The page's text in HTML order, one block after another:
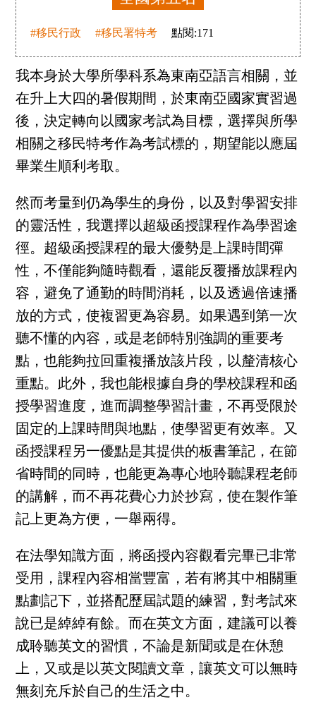
#移民行政 #移民署特考 點閱:171
我本身於大學所學科系為東南亞語言相關，並
在升上大四的暑假期間，於東南亞國家實習過
後，決定轉向以國家考試為目標，選擇與所學
相關之移民特考作為考試標的，期望能以應屆
畢業生順利考取。
然而考量到仍為學生的身份，以及對學習安排
的靈活性，我選擇以超級函授課程作為學習途
徑。超級函授課程的最大優勢是上課時間彈
性，不僅能夠隨時觀看，還能反覆播放課程內
容，避免了通勤的時間消耗，以及透過倍速播
放的方式，使複習更為容易。如果遇到第一次
聽不懂的內容，或是老師特別強調的重要考
點，也能夠拉回重複播放該片段，以釐清核心
重點。此外，我也能根據自身的學校課程和函
授學習進度，進而調整學習計畫，不再受限於
固定的上課時間與地點，使學習更有效率。又
函授課程另一優點是其提供的板書筆記，在節
省時間的同時，也能更為專心地聆聽課程老師
的講解，而不再花費心力於抄寫，使在製作筆
記上更為方便，一舉兩得。
在法學知識方面，將函授內容觀看完畢已非常
受用，課程內容相當豐富，若有將其中相關重
點劃記下，並搭配歷屆試題的練習，對考試來
說已是綽綽有餘。而在英文方面，建議可以養
成聆聽英文的習慣，不論是新聞或是在休憩
上，又或是以英文閱讀文章，讓英文可以無時
無刻充斥於自己的生活之中。